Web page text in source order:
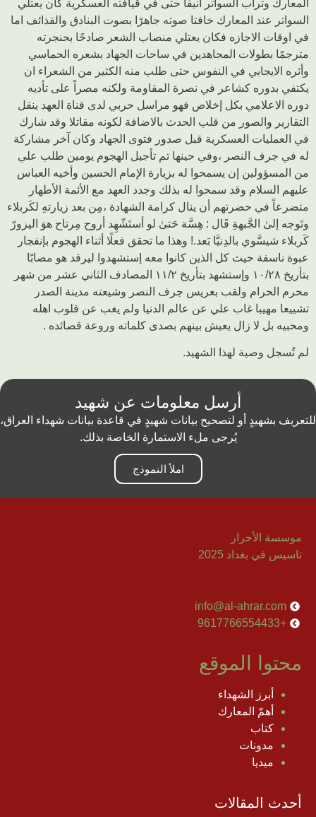
المعارك وتراب السواتر أنيقا حتى في قيافته العسكرية كان يعتلي
السواتر عند المعارك خافتا صوته جاهرًا بصوت البنادق والقذائف اما
في اوقات الاجازه فكان يعتلي منصاب الشعر صادحًا بحنجرته
مترجمًا بطولات المجاهدين في ساحات الجهاد بشعره الحماسي
وأثره الايجابي في النفوس حتى طلب منه الكثير من الشعراء ان
يكتفي بدوره كشاعر في نصرة المقاومة ولكنه مصراً على تأديه
دوره الاعلامي بكل إخلاص فهو مراسل حربي لدى قناة العهد ينقل
التقارير والصور من قلب الحدث بالاضافة لكونه مقاتلا وقد شارك
في العمليات العسكرية قبل صدور فتوى الجهاد وكان آخر مشاركة
له في جرف النصر ،وفي حينها تم تأجيل الهجوم يومين طلب علي
من المسؤولين إن يسمحوا له بزيارة الإمام الحسين وأخيه العباس
عليهم السلام وقد سمحوا له بذلك وجدد العهد مع الأئمة الأطهار
متضرعاً في حضرتهم أن ينال كرامة الشهادة ،مِن بعد زيارتهِ لكَربلاء
وتَوجه إلىٰ الجَّبهةِ قَال : هِسَّة حَتىٰ لو أستَشّهِد أروح مِرتاح هوَ اليزورّ
كَربلاء شيسَّوي بالدِنيَّا بَعد.! وهذا ما تحقق فعلًا أثناء الهجوم بإنفجار
عبوة ناسفة حيث كل الذين كانوا معه إستشهدوا ليرقد هو مصابًا
بتأريخ ١٠/٢٨ وإستشهد بتأريخ ١١/٢ المصادف الثاني عشر من شهر
محرم الحرام ولقب بعريس جرف النصر وشيعته مدينة الصدر
تشييعا مهيبا غاب علي عن عالم الدنيا ولم يغب عن قلوب اهله
ومحبيه بل لا زال يعيش بينهم بصدى كلماته وروعة قصائده .
لم تُسجل وصیة لهذا الشهید.
أرسل معلومات عن شهيد
للتعريف بشهيدٍ أو لتصحيح بيانات شهيدٍ في قاعدة بيانات شهداء العراق،
يُرجى ملء الاستمارة الخاصة بذلك.
املأ النموذج
موسسة الأحرار
تاسيس في بغداد 2025
info@al-ahrar.com
+9617766554433
محتوا الموقع
أبرز الشهداء
أهمّ المعارك
كتاب
مدونات
ميديا
أحدث المقالات